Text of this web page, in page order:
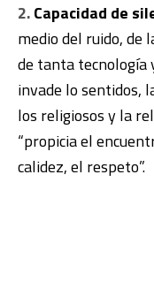
2.Capacidad de
medio del ruido, de
de tanta tecnología
invade lo sentidos,
los religiosos y la
“propicia el
calidez, el respeto”.